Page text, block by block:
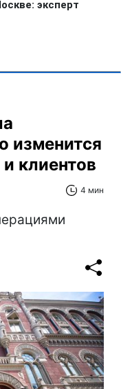
изменится
клиентов
4 мин